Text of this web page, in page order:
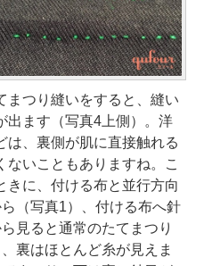
まつり縫いをすると、縫い
出ます（写真4上側）。洋
は、裏側が肌に直接触れる
ないこともありますね。こ
きに、付ける布と並行方向
（写真1）、付ける布へ針
見ると通常のたてまつり
裏はほとんど糸が見えま